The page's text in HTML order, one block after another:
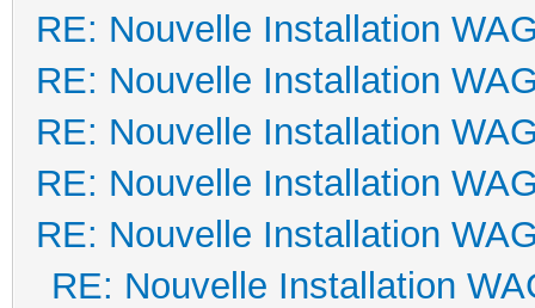
RE: Nouvelle Installation
RE: Nouvelle Installation
RE: Nouvelle Installation
RE: Nouvelle Installation
RE: Nouvelle Installation
RE: Nouvelle Installation